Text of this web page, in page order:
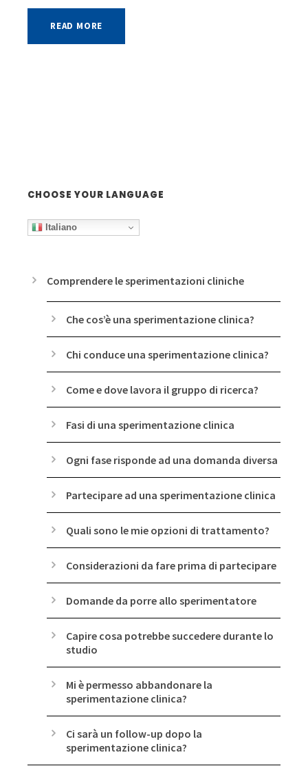
READ MORE
CHOOSE YOUR LANGUAGE
Italiano
Comprendere le sperimentazioni cliniche
Che cos’è una sperimentazione clinica?
Chi conduce una sperimentazione clinica?
Come e dove lavora il gruppo di ricerca?
Fasi di una sperimentazione clinica
Ogni fase risponde ad una domanda diversa
Partecipare ad una sperimentazione clinica
Quali sono le mie opzioni di trattamento?
Considerazioni da fare prima di partecipare
Domande da porre allo sperimentatore
Capire cosa potrebbe succedere durante lo
studio
Mi è permesso abbandonare la
sperimentazione clinica?
Ci sarà un follow-up dopo la
sperimentazione clinica?